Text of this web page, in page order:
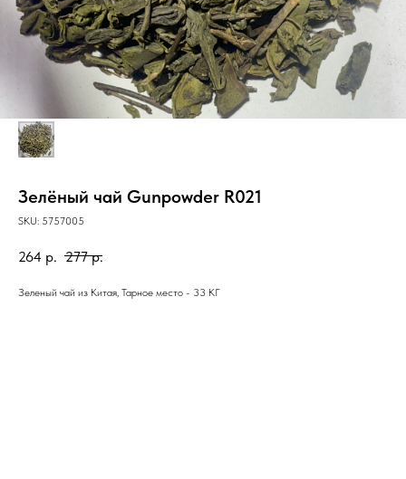
Зелёный чай Gunpowder R021
SKU: 5757005
264 р. 277 р.
Зеленый чай из Китая, Тарное место - 33 КГ